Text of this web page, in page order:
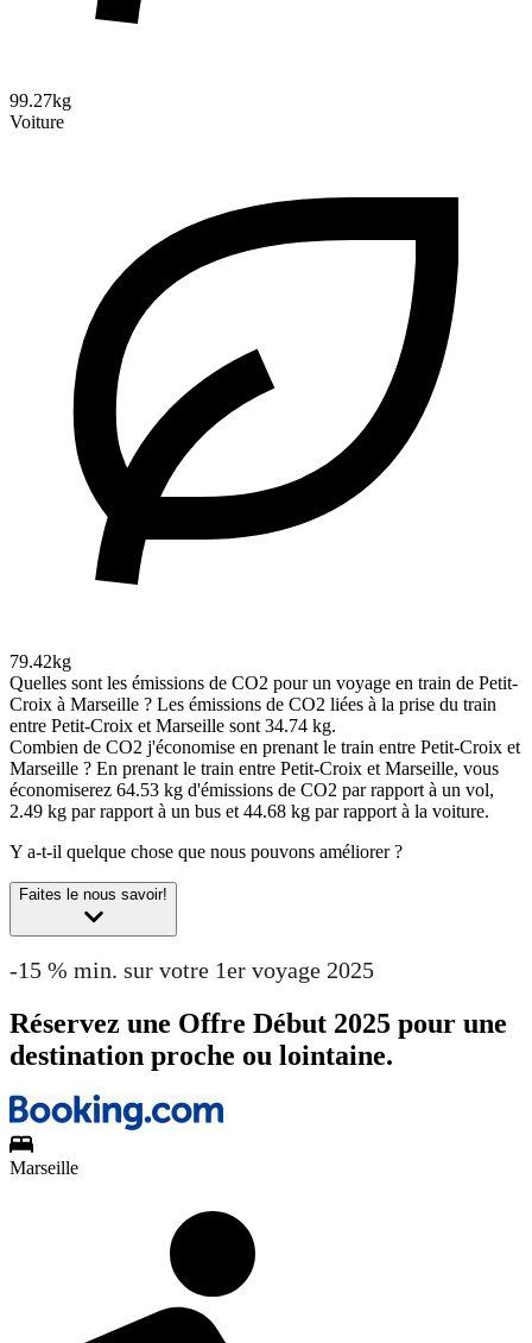
99.27kg
Voiture
79.42kg
Quelles sont les émissions de CO2 pour un voyage en train de Petit-
Croix à Marseille ? Les émissions de CO2 liées à la prise du train
entre Petit-Croix et Marseille sont 34.74 kg.
Combien de CO2 j'économise en prenant le train entre Petit-Croix et
Marseille ? En prenant le train entre Petit-Croix et Marseille, vous
économiserez 64.53 kg d'émissions de CO2 par rapport à un vol,
2.49 kg par rapport à un bus et 44.68 kg par rapport à la voiture.
Y a-t-il quelque chose que nous pouvons améliorer ?
Faites le nous savoir!
-15 % min. sur votre 1er voyage 2025
Réservez une Offre Début 2025 pour une
destination proche ou lointaine.
Marseille